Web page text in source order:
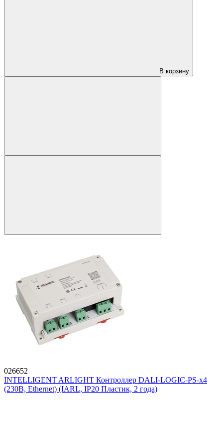
В корзину
026652
INTELLIGENT ARLIGHT Контроллер DALI-LOGIC-PS-x4
(230B, Ethernet) (IARL, IP20 Пластик, 2 года)